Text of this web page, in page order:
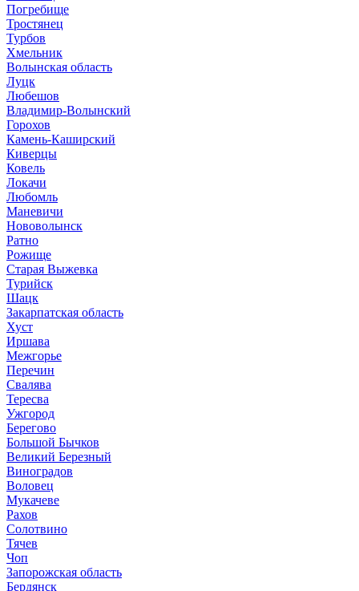
Погребище
Тростянец
Турбов
Хмельник
Волынская область
Луцк
Любешов
Владимир-Волынский
Горохов
Камень-Каширский
Киверцы
Ковель
Локачи
Любомль
Маневичи
Нововолынск
Ратно
Рожище
Старая Выжевка
Турийск
Шацк
Закарпатская область
Хуст
Иршава
Межгорье
Перечин
Свалява
Тересва
Ужгород
Берегово
Большой Бычков
Великий Березный
Виноградов
Воловец
Мукачеве
Рахов
Солотвино
Тячев
Чоп
Запорожская область
Бердянск